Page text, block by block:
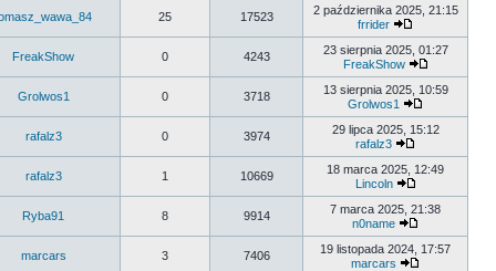
25 17523
2 października 2025, 21:15
frrider
FreakShow 0 4243
23 sierpnia 2025, 01:27
FreakShow
Grolwos1 0 3718
13 sierpnia 2025, 10:59
Grolwos1
rafalz3 0 3974
29 lipca 2025, 15:12
rafalz3
rafalz3 1 10669
18 marca 2025, 12:49
Lincoln
Ryba91 8 9914
7 marca 2025, 21:38
n0name
marcars 3 7406
19 listopada 2024, 17:57
marcars